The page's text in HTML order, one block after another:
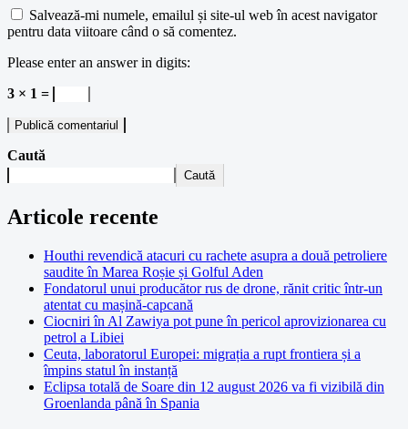
Salvează-mi numele, emailul și site-ul web în acest navigator
pentru data viitoare când o să comentez.
Please enter an answer in digits:
3 × 1 =
Caută
Caută
Articole recente
Houthi revendică atacuri cu rachete asupra a două petroliere
saudite în Marea Roșie și Golful Aden
Fondatorul unui producător rus de drone, rănit critic într-un
atentat cu mașină-capcană
Ciocniri în Al Zawiya pot pune în pericol aprovizionarea cu
petrol a Libiei
Ceuta, laboratorul Europei: migrația a rupt frontiera și a
împins statul în instanță
Eclipsa totală de Soare din 12 august 2026 va fi vizibilă din
Groenlanda până în Spania